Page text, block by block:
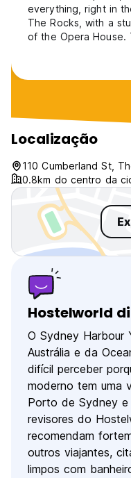
everything, right in
The Rocks, with a
of the Opera
bar is amazing, and
music on both Friday
Saturday.
Localização
110 Cumberland St,
0.8km do centro da
Hostelworld
O Sydney Harbour
Austrália e da
difícil perceber
moderno tem uma
Porto de Sydney e
revisores do
recomendam
outros viajantes,
limpos com